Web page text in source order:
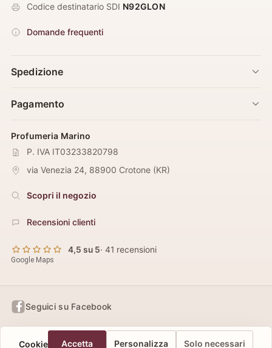
Codice destinatario SDI N92GLON
Domande frequenti
Spedizione
Pagamento
Profumeria Marino
P. IVA IT03233820798
via Venezia 24, 88900 Crotone (KR)
Scopri il negozio
Recensioni clienti
4,5 su 5· 41 recensioni
Google Maps
Seguici su Facebook
Informativa sulla privacy Preferenze privacy
Cookie
Accetta Personalizza Solo necessari